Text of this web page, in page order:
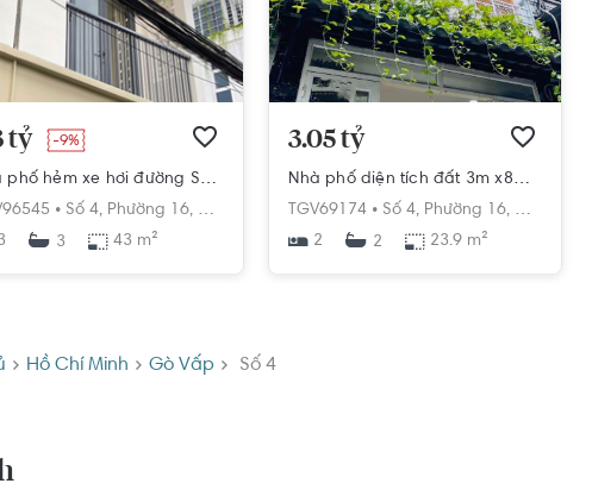
Minh
tỷ -9%
Nhà phố hẻm xe hơi đường Số 4, diện tích 43m2 nhà nở hậu rất đẹp.
• Số 4, Phường 16, Gò Vấp,
Hồ Chí Minh
3 43 m²
3.05 tỷ
Nhà phố diện tích đất 3m x8m thiết kế hiện đại, cửa hướng Tây.
TGV69174 • Số 4, Phường 16, Gò Vấp,
2
2 23.9 m²
Hồ Chí Minh Gò Vấp Số 4